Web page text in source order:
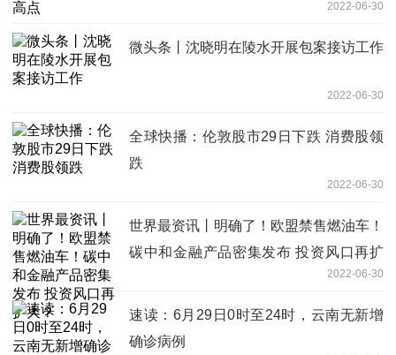
2022-06-30
微头条丨沈晓明在陵水开展包案接访工作
2022-06-30
全球快播：伦敦股市29日下跌 消费股领
跌
2022-06-30
世界最资讯丨明确了！欧盟禁售燃油车！
碳中和金融产品密集发布 投资风口再扩
2022-06-30
速读：6月29日0时至24时，云南无新增
确诊病例